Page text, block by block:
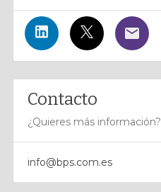
Contacto
¿Quieres más información?
info@bps.com.es